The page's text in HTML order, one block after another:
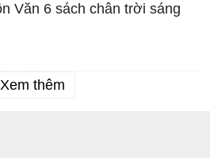
Văn 6 sách chân trời sáng
Xem thêm